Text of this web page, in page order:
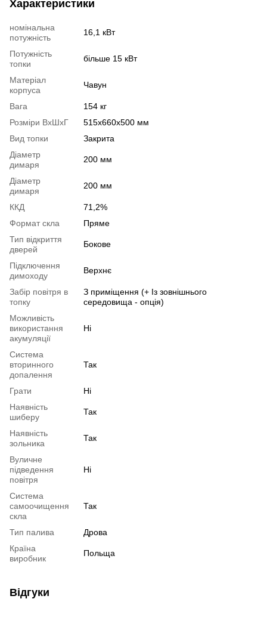
Характеристики
номінальна
потужність
16,1 кВт
Потужність
топки
більше 15 кВт
Матеріал
корпуса
Чавун
Вага
154 кг
Розміри ВхШхГ
515x660x500 мм
Вид топки
Закрита
Діаметр
димаря
200 мм
Діаметр
димаря
200 мм
ККД
71,2%
Формат скла
Пряме
Тип відкриття
дверей
Бокове
Підключення
димоходу
Верхнє
Забір повітря в
топку
З приміщення (+ Із зовнішнього
середовища - опція)
Можливість
використання
акумуляції
Ні
Система
вторинного
допалення
Так
Грати
Ні
Наявність
шиберу
Так
Наявність
зольника
Так
Вуличне
підведення
повітря
Ні
Система
самоочищення
скла
Так
Тип палива
Дрова
Країна
виробник
Польща
Відгуки